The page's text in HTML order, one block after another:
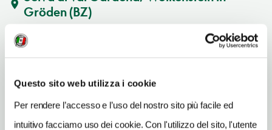
Questo sito web utilizza i cookie
Per rendere l’accesso e l’uso del nostro sito più facile ed
intuitivo facciamo uso dei cookie. Con l'utilizzo del sito, l'utente
Gröden(BZ)
Vedi su Google Maps
www.valgardena.it
TELEFONO
0471777900